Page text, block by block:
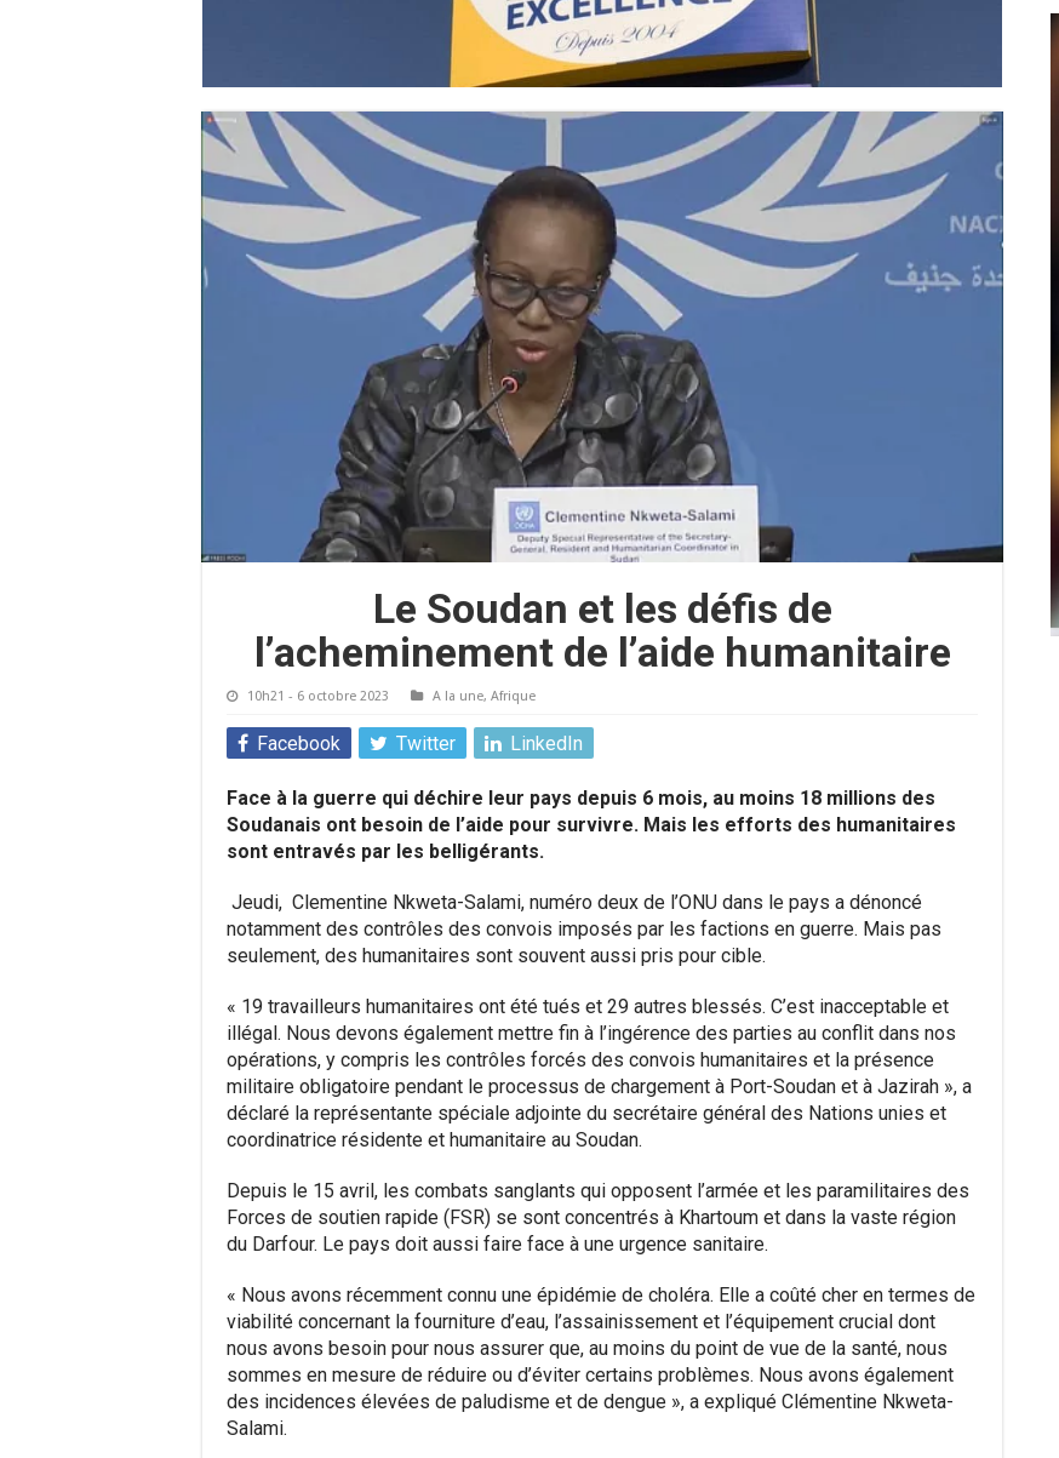
Le Soudan et les défis de
l’acheminement de l’aide humanitaire
10h21 - 6 octobre 2023 A la une, Afrique
Facebook Twitter LinkedIn
Face à la guerre qui déchire leur pays depuis 6 mois, au moins 18 millions des
Soudanais ont besoin de l’aide pour survivre. Mais les efforts des humanitaires
sont entravés par les belligérants.
Jeudi, Clementine Nkweta-Salami, numéro deux de l’ONU dans le pays a dénoncé
notamment des contrôles des convois imposés par les factions en guerre. Mais pas
seulement, des humanitaires sont souvent aussi pris pour cible.
« 19 travailleurs humanitaires ont été tués et 29 autres blessés. C’est inacceptable et
illégal. Nous devons également mettre fin à l’ingérence des parties au conflit dans nos
opérations, y compris les contrôles forcés des convois humanitaires et la présence
militaire obligatoire pendant le processus de chargement à Port-Soudan et à Jazirah », a
déclaré la représentante spéciale adjointe du secrétaire général des Nations unies et
coordinatrice résidente et humanitaire au Soudan.
Depuis le 15 avril, les combats sanglants qui opposent l’armée et les paramilitaires des
Forces de soutien rapide (FSR) se sont concentrés à Khartoum et dans la vaste région
du Darfour. Le pays doit aussi faire face à une urgence sanitaire.
« Nous avons récemment connu une épidémie de choléra. Elle a coûté cher en termes de
viabilité concernant la fourniture d’eau, l’assainissement et l’équipement crucial dont
nous avons besoin pour nous assurer que, au moins du point de vue de la santé, nous
sommes en mesure de réduire ou d’éviter certains problèmes. Nous avons également
des incidences élevées de paludisme et de dengue », a expliqué Clémentine Nkweta-
Salami.